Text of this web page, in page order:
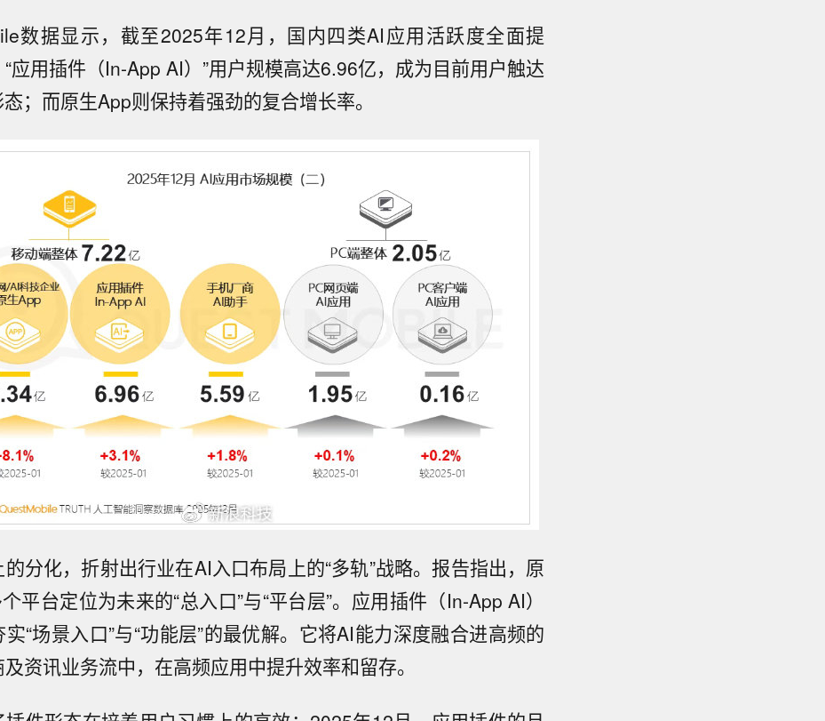
数据显示，截至2025年12月，国内四类AI应用活跃度全面提
应用插件（In-App AI）”用户规模高达6.96亿，成为目前用户触达
；而原生App则保持着强劲的复合增长率。
分化，折射出行业在AI入口布局上的“多轨”战略。报告指出，原
平台定位为未来的“总入口”与“平台层”。应用插件（In-App AI）
“场景入口”与“功能层”的最优解。它将AI能力深度融合进高频的
资讯业务流中，在高频应用中提升效率和留存。